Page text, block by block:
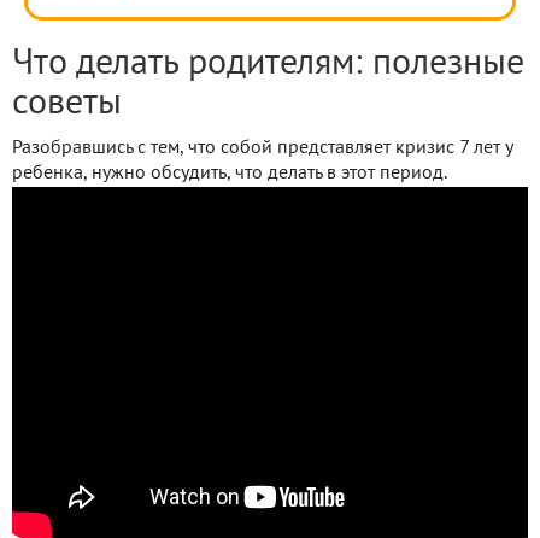
Что делать родителям: полезные
советы
Разобравшись с тем, что собой представляет кризис 7 лет у
ребенка, нужно обсудить, что делать в этот период.